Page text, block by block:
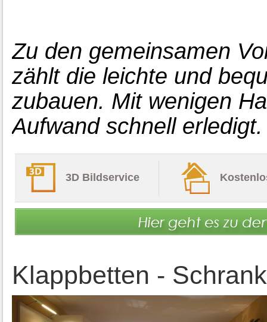
Zu den gemeinsamen
zählt die leichte und
zubauen. Mit wenigen
Aufwand schnell erledigt.
3D Bildservice
Klappbetten -